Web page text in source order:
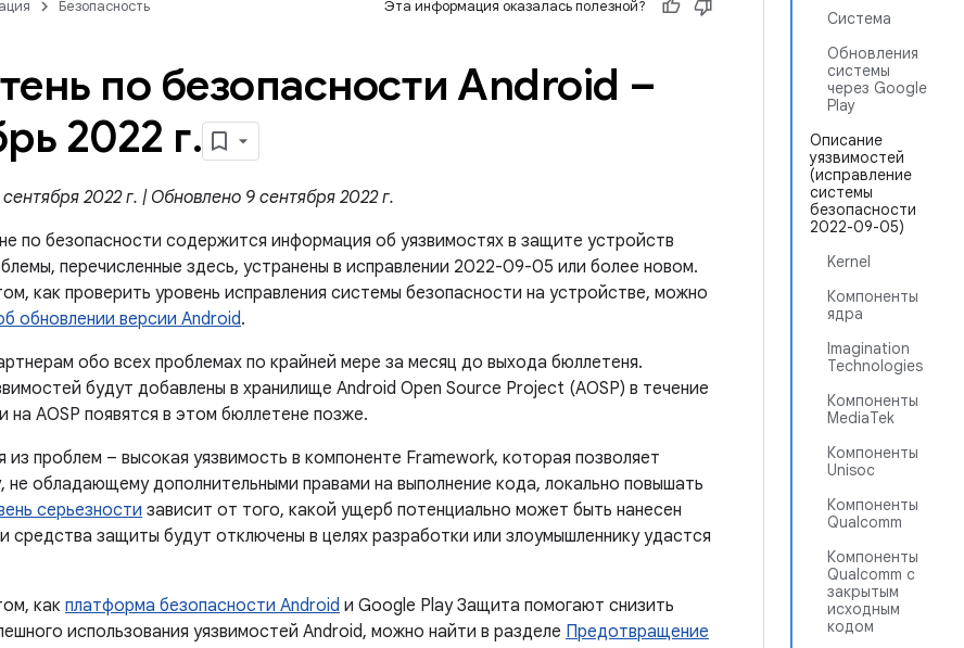
Система
Обновления
системы
через Google
Play
Описание
уязвимостей
(исправление
системы
безопасности
2022-09-05)
Kernel
Компоненты
ядра
Imagination
Technologies
Компоненты
MediaTek
Компоненты
Unisoc
Компоненты
Qualcomm
Компоненты
Qualcomm с
закрытым
исходным
кодом
Безопасность Эта информация оказалась полезной?
по безопасности Android –
2022 г.
2022 г. | Обновлено 9 сентября 2022 г.
по безопасности содержится информация об уязвимостях в защите устройств
перечисленные здесь, устранены в исправлении 2022-09-05 или более новом.
как проверить уровень исправления системы безопасности на устройстве, можно
обновлении версии Android.
обо всех проблемах по крайней мере за месяц до выхода бюллетеня.
будут добавлены в хранилище Android Open Source Project (AOSP) в течение
на AOSP появятся в этом бюллетене позже.
из проблем – высокая уязвимость в компоненте Framework, которая позволяет
не обладающему дополнительными правами на выполнение кода, локально повышать
серьезности зависит от того, какой ущерб потенциально может быть нанесен
средства защиты будут отключены в целях разработки или злоумышленнику удастся
какплатформа безопасности Android и Google Play Защита помогают снизить
использования уязвимостей Android, можно найти в разделе Предотвращение